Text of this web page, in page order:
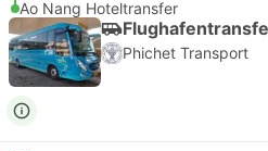
Ao Nang Hoteltransfer
Phichet Transport